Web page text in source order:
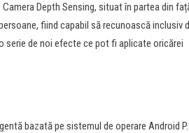
Depth Sensing, situat în partea din
fiind capabil să recunoască inclusiv
de noi efecte ce pot fi aplicate oricărei
bazată pe sistemul de operare Android P.